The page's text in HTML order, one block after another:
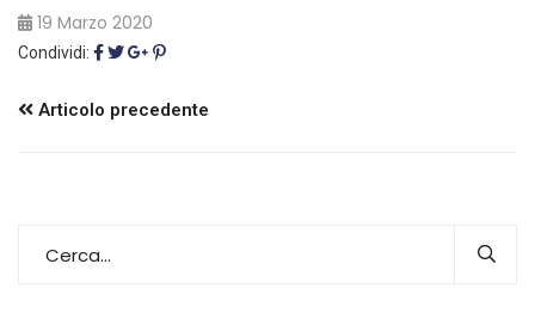
19 Marzo 2020
Condividi:
Articolo precedente